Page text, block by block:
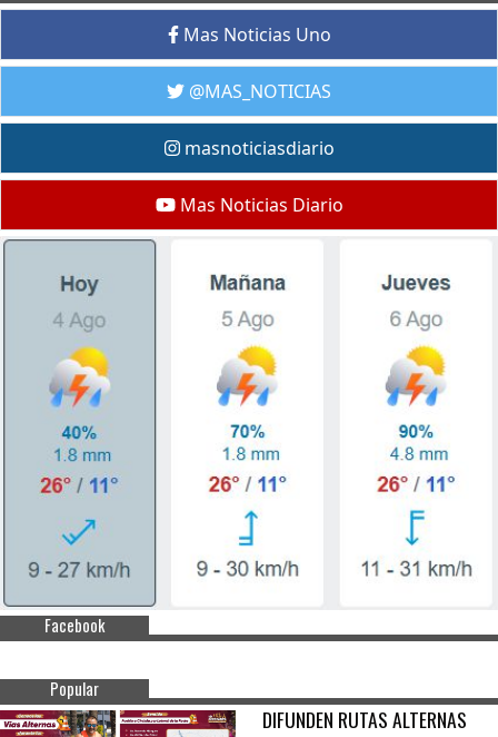
Mas Noticias Uno
@MAS_NOTICIAS
masnoticiasdiario
Mas Noticias Diario
Facebook
Popular
DIFUNDEN RUTAS ALTERNAS